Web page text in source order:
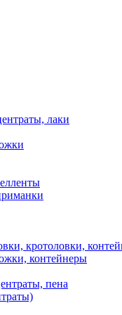
лаки
кротоловки,
контейнеры
пена